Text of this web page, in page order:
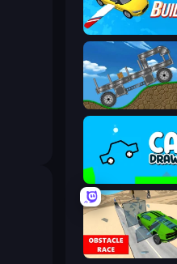
Racing Builder
Move It!
Car Drawing Game